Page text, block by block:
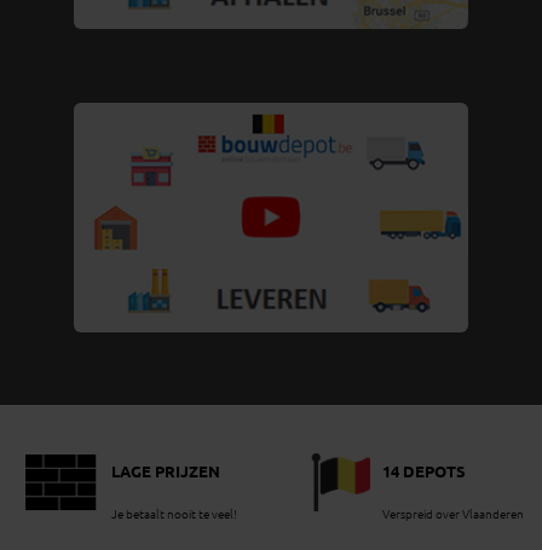
LAGE PRIJZEN
Je betaalt nooit te veel!
14 DEPOTS
Verspreid over Vlaanderen